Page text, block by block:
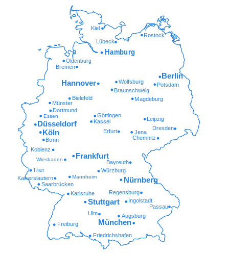
Friedrichshafen
Freiburg
Augsburg
Ulm
Passau
Ingolstadt
Regensburg
Karlsruhe
Saarbrücken
Kaiserslautern Mannheim
Würzburg
Trier
Wiesbaden Bayreuth
Koblenz
Chemnitz
Bonn
Erfurt Jena
Dresden
Kassel
Göttingen
Essen
Dortmund
Münster
Magdeburg
Bielefeld
Braunschweig
Potsdam
Wolfsburg
Oldenburg
Lübeck
Rostock
Kiel
München
Stuttgart
Nürnberg
Frankfurt
Köln
Düsseldorf
Leipzig
Hannover
Berlin
Bremen
Hamburg